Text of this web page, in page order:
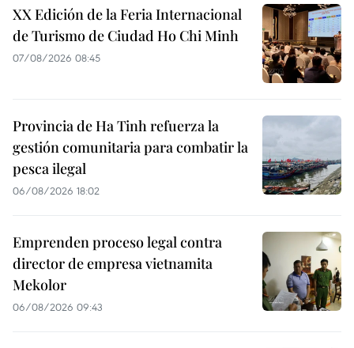
XX Edición de la Feria Internacional
de Turismo de Ciudad Ho Chi Minh
07/08/2026 08:45
Provincia de Ha Tinh refuerza la
gestión comunitaria para combatir la
pesca ilegal
06/08/2026 18:02
Emprenden proceso legal contra
director de empresa vietnamita
Mekolor
06/08/2026 09:43